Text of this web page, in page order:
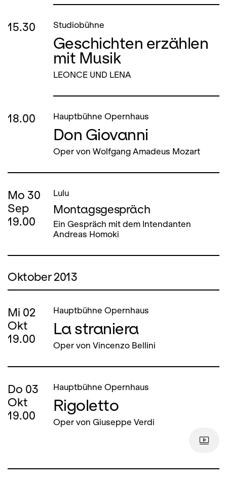
15.30 Studiobühne
Geschichten erzählen
mit Musik
LEONCE UND LENA
18.00 Hauptbühne Opernhaus
Don Giovanni
Oper von Wolfgang Amadeus Mozart
Mo 30
Sep
19.00
Lulu
Montagsgespräch
Ein Gespräch mit dem Intendanten
Andreas Homoki
Oktober 2013
Mi 02
Okt
19.00
Hauptbühne Opernhaus
La straniera
Oper von Vincenzo Bellini
Do 03
Okt
19.00
Hauptbühne Opernhaus
Rigoletto
Oper von Giuseppe Verdi